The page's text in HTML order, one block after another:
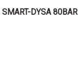
DYSA 80BAR